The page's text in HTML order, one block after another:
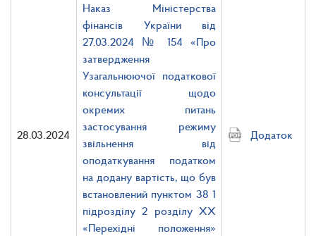
28.03.2024
Наказ Міністерства
фінансів України від
27.03.2024 № 154 «Про
затвердження
Узагальнюючої податкової
консультації щодо
окремих питань
застосування режиму
звільнення від
оподаткування податком
на додану вартість, що був
встановлений пунктом 38 1
підрозділу 2 розділу ХХ
«Перехідні положення»
Додаток